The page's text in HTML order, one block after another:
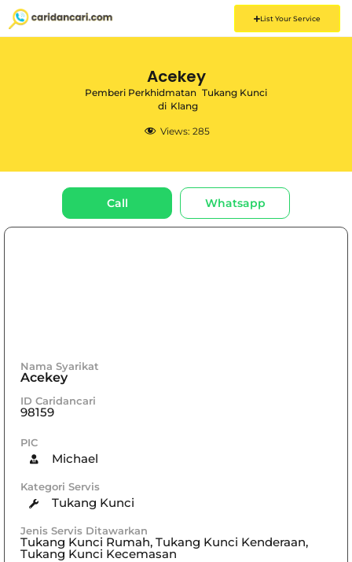
List Your Service
Acekey
Pemberi Perkhidmatan Tukang Kunci
di Klang
Views: 285
Call Whatsapp
Nama Syarikat
Acekey
ID Caridancari
98159
PIC
Michael
Kategori Servis
Tukang Kunci
Jenis Servis Ditawarkan
Tukang Kunci Rumah, Tukang Kunci Kenderaan,
Tukang Kunci Kecemasan